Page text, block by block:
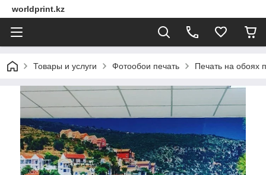
worldprint.kz
Товары и услуги Фотообои печать Печать на обоях